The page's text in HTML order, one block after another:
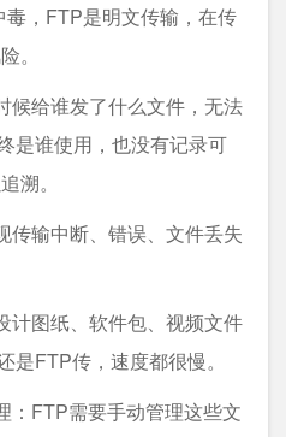
，FTP是明文传输，在传
。
候给谁发了什么文件，无法
是谁使用，也没有记录可
溯。
传输中断、错误、文件丢失
计图纸、软件包、视频文件
是FTP传，速度都很慢。
：FTP需要手动管理这些文